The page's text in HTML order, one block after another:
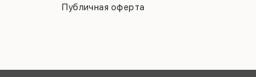
Публичная оферта